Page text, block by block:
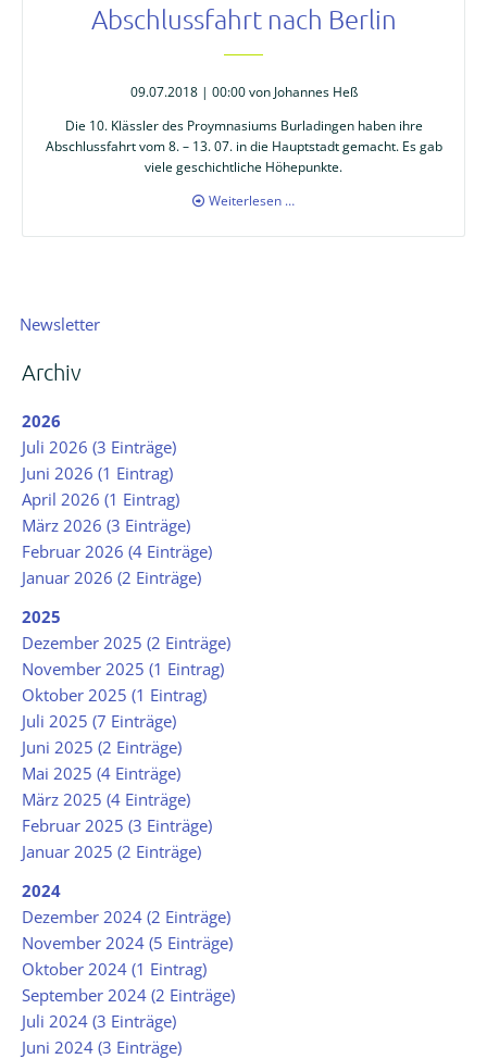
Abschlussfahrt nach Berlin
09.07.2018 | 00:00von Johannes Heß
Die 10. Klässler des Proymnasiums Burladingen haben ihre
Abschlussfahrt vom 8. – 13. 07. in die Hauptstadt gemacht. Es gab
viele geschichtliche Höhepunkte.
Weiterlesen …Abschlussfahrt
Berlin
Navigation
Newsletter
Archiv
2026
Juli 2026 (3 Einträge)
Juni 2026 (1 Eintrag)
April 2026 (1 Eintrag)
März 2026 (3 Einträge)
Februar 2026 (4 Einträge)
Januar 2026 (2 Einträge)
2025
Dezember 2025 (2 Einträge)
November 2025 (1 Eintrag)
Oktober 2025 (1 Eintrag)
Juli 2025 (7 Einträge)
Juni 2025 (2 Einträge)
Mai 2025 (4 Einträge)
März 2025 (4 Einträge)
Februar 2025 (3 Einträge)
Januar 2025 (2 Einträge)
2024
Dezember 2024 (2 Einträge)
November 2024 (5 Einträge)
Oktober 2024 (1 Eintrag)
September 2024 (2 Einträge)
Juli 2024 (3 Einträge)
Juni 2024 (3 Einträge)